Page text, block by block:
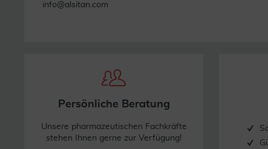
info@alsitan.com
Persönliche Beratung
Unsere pharmazeutischen Fachkräfte
stehen Ihnen gerne zur Verfügung!